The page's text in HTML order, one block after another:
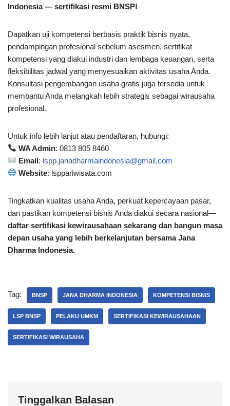
Indonesia — sertifikasi resmi BNSP!
Dapatkan uji kompetensi berbasis praktik bisnis nyata,
pendampingan profesional sebelum asesmen, sertifikat
kompetensi yang diakui industri dan lembaga keuangan, serta
fleksibilitas jadwal yang menyesuaikan aktivitas usaha Anda.
Konsultasi pengembangan usaha gratis juga tersedia untuk
membantu Anda melangkah lebih strategis sebagai wirausaha
profesional.
Untuk info lebih lanjut atau pendaftaran, hubungi:
WA Admin: 0813 805 8460
Email: lspp.janadharmaindonesia@gmail.com
Website: lsppariwisata.com
Tingkatkan kualitas usaha Anda, perkuat kepercayaan pasar,
dan pastikan kompetensi bisnis Anda diakui secara nasional—
daftar sertifikasi kewirausahaan sekarang dan bangun masa
depan usaha yang lebih berkelanjutan bersama Jana
Dharma Indonesia.
Tag: BNSP JANA DHARMA INDONESIA KOMPETENSI BISNIS
LSP BNSP PELAKU UMKM SERTIFIKASI KEWIRAUSAHAAN
SERTIFIKASI WIRAUSAHA
Tinggalkan Balasan